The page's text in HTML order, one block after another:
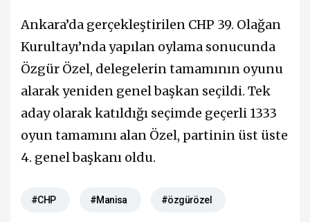
Ankara’da gerçekleştirilen CHP 39. Olağan
Kurultayı’nda yapılan oylama sonucunda
Özgür Özel, delegelerin tamamının oyunu
alarak yeniden genel başkan seçildi. Tek
aday olarak katıldığı seçimde geçerli 1333
oyun tamamını alan Özel, partinin üst üste
4. genel başkanı oldu.
#CHP #Manisa #özgürözel